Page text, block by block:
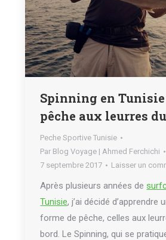
Spinning en Tunisie
pêche aux leurres
Peche Sportive Tunisie
Par Blog Voyage | Ahmed Ferchichi
7 septembre 2017
Laisser un
Après plusieurs années de
Tunisie, j’ai décidé d’apprendre
forme de pêche, celles aux
bord. Le Spinning, qui se